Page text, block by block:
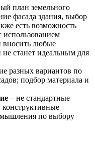
план земельного
фасада здания, выбор
есть возможность
использованием
вносить любые
станет идеальным для
разных вариантов по
подбор материала и
– не стандартные
по выбору